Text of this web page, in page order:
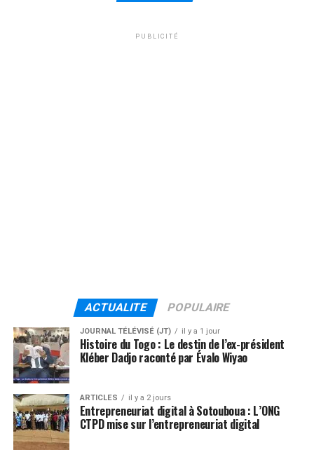
PUBLICITÉ
ACTUALITE POPULAIRE
JOURNAL TÉLÉVISÉ (JT) il y a 1 jour
Histoire du Togo : Le destin de l’ex-président
Kléber Dadjo raconté par Évalo Wiyao
ARTICLES il y a 2 jours
Entrepreneuriat digital à Sotouboua : L’ONG
CTPD mise sur l’entrepreneuriat digital